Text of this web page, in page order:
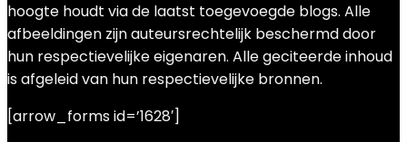
hoogte houdt via de laatst toegevoegde blogs. Alle
afbeeldingen zijn auteursrechtelijk beschermd door
hun respectievelijke eigenaren. Alle geciteerde inhoud
is afgeleid van hun respectievelijke bronnen.
[arrow_forms id=’1628′]